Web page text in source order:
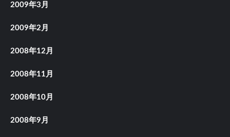
2009年3月
2009年2月
2008年12月
2008年11月
2008年10月
2008年9月